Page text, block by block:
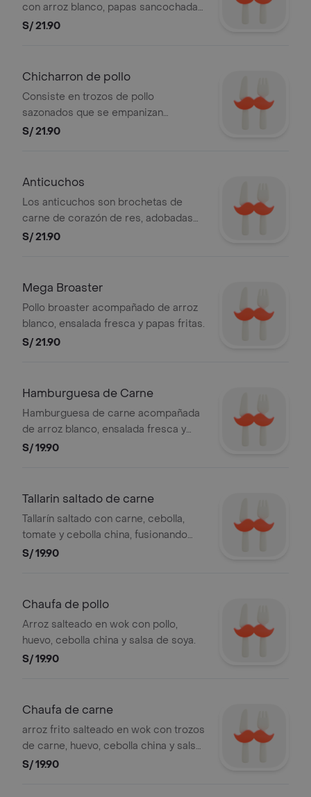
con arroz blanco, papas sancochada y
ensalada de col
S/ 21.90
Chicharron de pollo
Consiste en trozos de pollo
sazonados que se empanizan
ligeramente o se fríen directamente
S/ 21.90
Anticuchos
Los anticuchos son brochetas de
carne de corazón de res, adobadas
con ají, ajo, vinagre y especias, luego
acompañadas de papa y arroz blanco
S/ 21.90
Mega Broaster
Pollo broaster acompañado de arroz
blanco, ensalada fresca y papas fritas.
S/ 21.90
Hamburguesa de Carne
Hamburguesa de carne acompañada
de arroz blanco, ensalada fresca y
papas fritas.
S/ 19.90
Tallarin saltado de carne
Tallarín saltado con carne, cebolla,
tomate y cebolla china, fusionando
sabores criollos y orientales.
S/ 19.90
Chaufa de pollo
Arroz salteado en wok con pollo,
huevo, cebolla china y salsa de soya.
S/ 19.90
Chaufa de carne
arroz frito salteado en wok con trozos
de carne, huevo, cebolla china y salsa
de soya. Es sabroso, rápido de
S/ 19.90